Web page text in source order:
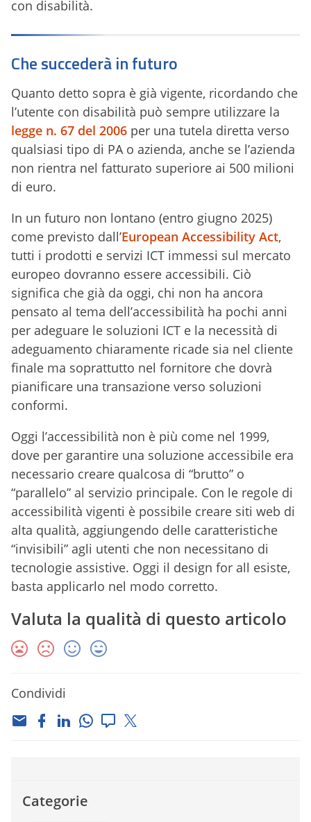
con disabilità.
Che succederà in futuro
Quanto detto sopra è già vigente, ricordando che
l’utente con disabilità può sempre utilizzare la
legge n. 67 del 2006 per una tutela diretta verso
qualsiasi tipo di PA o azienda, anche se l’azienda
non rientra nel fatturato superiore ai 500 milioni
di euro.
In un futuro non lontano (entro giugno 2025)
come previsto dall’European Accessibility Act,
tutti i prodotti e servizi ICT immessi sul mercato
europeo dovranno essere accessibili. Ciò
significa che già da oggi, chi non ha ancora
pensato al tema dell’accessibilità ha pochi anni
per adeguare le soluzioni ICT e la necessità di
adeguamento chiaramente ricade sia nel cliente
finale ma soprattutto nel fornitore che dovrà
pianificare una transazione verso soluzioni
conformi.
Oggi l’accessibilità non è più come nel 1999,
dove per garantire una soluzione accessibile era
necessario creare qualcosa di “brutto” o
“parallelo” al servizio principale. Con le regole di
accessibilità vigenti è possibile creare siti web di
alta qualità, aggiungendo delle caratteristiche
“invisibili” agli utenti che non necessitano di
tecnologie assistive. Oggi il design for all esiste,
basta applicarlo nel modo corretto.
Valuta la qualità di questo articolo
Condividi
Categorie